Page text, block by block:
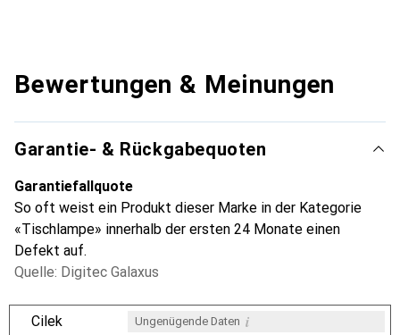
Bewertungen & Meinungen
Garantie- & Rückgabequoten
Garantiefallquote
So oft weist ein Produkt dieser Marke in der Kategorie
«Tischlampe» innerhalb der ersten 24 Monate einen
Defekt auf.
Quelle: Digitec Galaxus
Cilek Ungenügende Daten i